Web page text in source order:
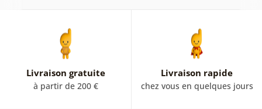
Livraison gratuite
à partir de 200 €
Livraison rapide
chez vous en quelques jours